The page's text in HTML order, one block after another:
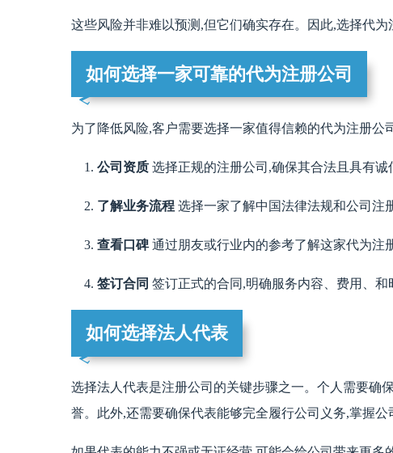
这些风险并非难以预测,但它们确实存在。因此,选择代为
如何选择一家可靠的代为注册公司
为了降低风险,客户需要选择一家值得信赖的代为注册公
公司资质 选择正规的注册公司,确保其合法且具有诚
了解业务流程 选择一家了解中国法律法规和公司注
查看口碑通过朋友或行业内的参考了解这家代为注
签订合同 签订正式的合同,明确服务内容、费用、和
如何选择法人代表
选择法人代表是注册公司的关键步骤之一。个人需要确
誉。此外,还需要确保代表能够完全履行公司义务,掌握公